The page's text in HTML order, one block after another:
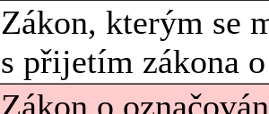
Zákon, kterým se
s přijetím zákona
Zákon o